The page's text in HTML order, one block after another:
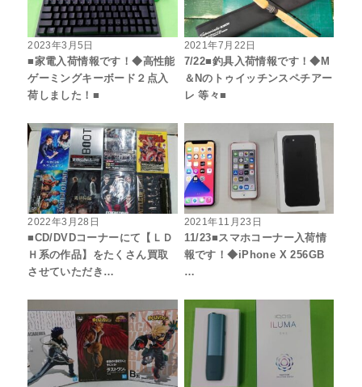
2023年3月5日
■家電入荷情報です！◆高性能
ゲーミングキーボード２点入
荷しました！■
2021年7月22日
7/22■釣具入荷情報です！◆M
＆Nのトゥイッチンスペチアー
レ 等々■
2022年3月28日
■CD/DVDコーナーにて【ＬＤ
Ｈ系の作品】をたくさん買取
させていただき…
2021年11月23日
11/23■スマホコーナー入荷情
報です！◆iPhone X 256GB
…